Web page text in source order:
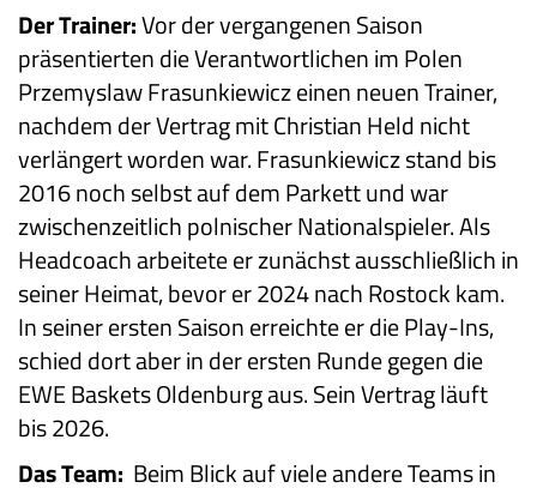
Der Trainer:Vor der vergangenen Saison
präsentierten die Verantwortlichen im Polen
Przemyslaw Frasunkiewicz einen neuen Trainer,
nachdem der Vertrag mit Christian Held nicht
verlängert worden war. Frasunkiewicz stand bis
2016 noch selbst auf dem Parkett und war
zwischenzeitlich polnischer Nationalspieler. Als
Headcoach arbeitete er zunächst ausschließlich in
seiner Heimat, bevor er 2024 nach Rostock kam.
In seiner ersten Saison erreichte er die Play-Ins,
schied dort aber in der ersten Runde gegen die
EWE Baskets Oldenburg aus. Sein Vertrag läuft
bis 2026.
Das Team: Beim Blick auf viele andere Teams in